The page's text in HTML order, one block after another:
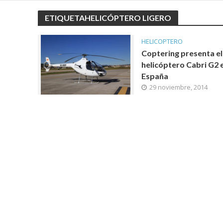
ETIQUETAHELICÓPTERO LIGERO
HELICOPTERO
Coptering presenta el
helicóptero Cabri G2
España
29 noviembre, 2014